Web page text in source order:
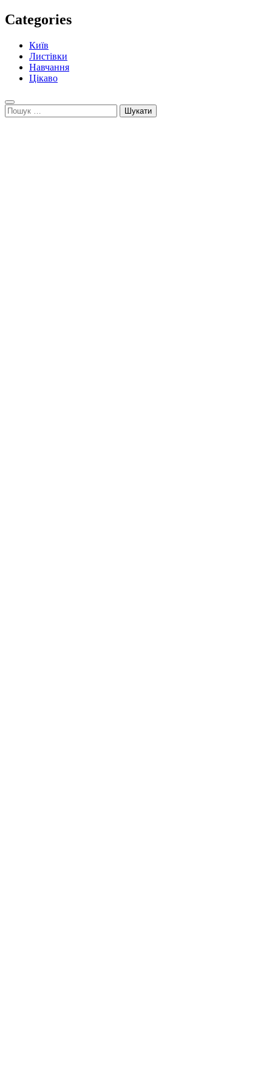
Categories
Київ
Листівки
Навчання
Цікаво
Пошук: